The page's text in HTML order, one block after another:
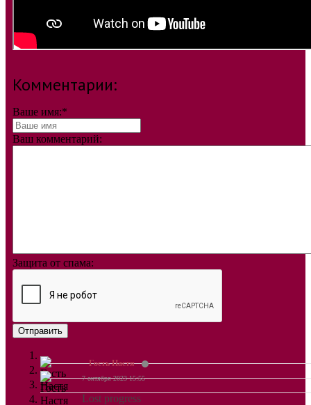
Комментарии:
Ваше имя:*
Ваш комментарий:
Защита от спама:
Отправить
Гость Настя
7 октября 2023 15:55
Lost progress